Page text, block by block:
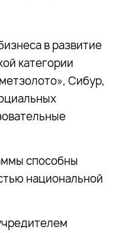
в развитие
категории
Сибур,
способны
национальной